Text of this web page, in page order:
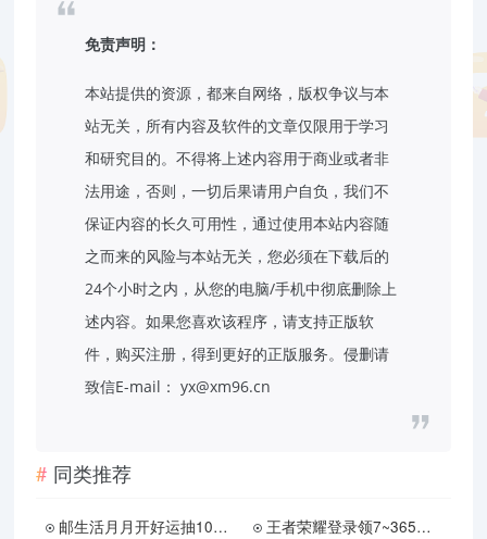
免责声明：
本站提供的资源，都来自网络，版权争议与本
站无关，所有内容及软件的文章仅限用于学习
和研究目的。不得将上述内容用于商业或者非
法用途，否则，一切后果请用户自负，我们不
保证内容的长久可用性，通过使用本站内容随
之而来的风险与本站无关，您必须在下载后的
24个小时之内，从您的电脑/手机中彻底删除上
述内容。如果您喜欢该程序，请支持正版软
件，购买注册，得到更好的正版服务。侵删请
致信E-mail： yx@xm96.cn
同类推荐
邮生活月月开好运抽10亓券
王者荣耀登录领7~365天绿钻